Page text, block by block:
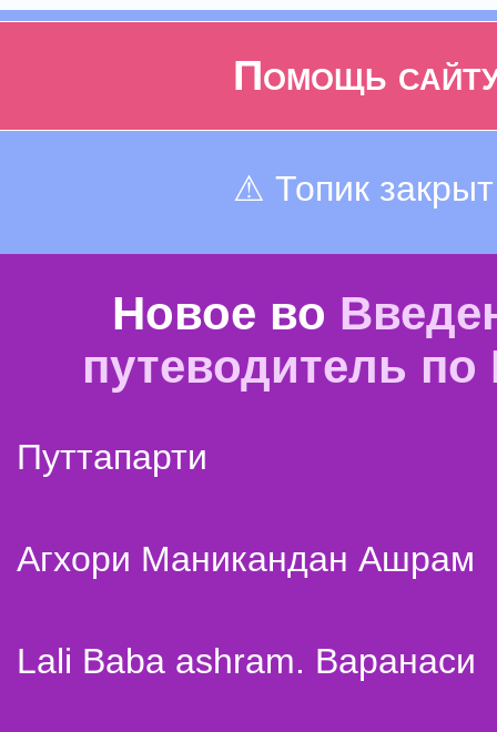
Помощь
⚠ Топик закрыт
Новое во
путеводитель
Путтапарти
Агхори Маникандан Ашрам
Lali Baba ashram. Варанаси